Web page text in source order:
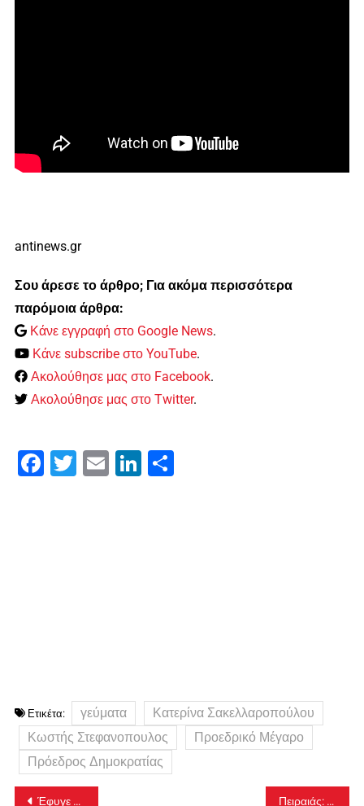
antinews.gr
Σου άρεσε το άρθρο; Για ακόμα περισσότερα
παρόμοια άρθρα:
Κάνε εγγραφή στο Google News.
Κάνε subscribe στο YouTube.
Ακολούθησε μας στο Facebook.
Ακολούθησε μας στο Twitter.
Facebook
Twitter Email LinkedIn
Ετικέτα: γεύματα
Κατερίνα Σακελλαροπούλου
Κωστής Στεφανοπουλος
Προεδρικό Μέγαρο
Πρόεδρος Δημοκρατίας
Πλοήγηση
Έφυγε από την ζωή ο σπουδαίος συγγραφέας Βασίλης Αλεξάκης Πειραιάς: Ξεκινούν εκπτώσεις με κλειστά καταστήματα! Απεγνωσμένοι οι έμποροι